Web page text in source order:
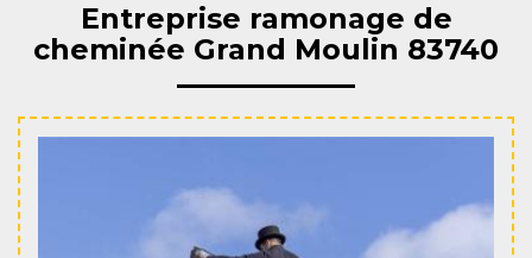
Entreprise ramonage de
cheminée Grand Moulin 83740